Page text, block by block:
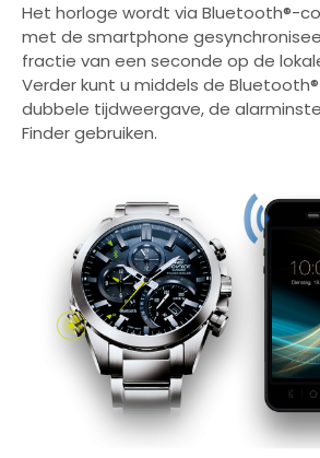
Het horloge wordt via Bluetooth®-
met de smartphone
fractie van een seconde op de
Verder kunt u middels de
dubbele tijdweergave, de
Finder gebruiken.